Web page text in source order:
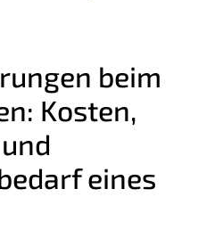
beim
Kosten,
eines